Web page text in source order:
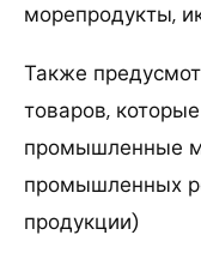
морепродукты,
Также
товаров,
промышленные
промышленных
продукции)